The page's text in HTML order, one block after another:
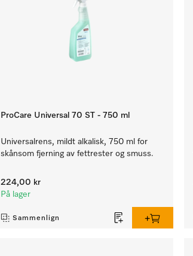
ProCare Universal 70 ST - 750 ml
Universalrens, mildt alkalisk, 750 ml for
skånsom fjerning av fettrester og smuss.
224,00 kr
På lager
Sammenlign